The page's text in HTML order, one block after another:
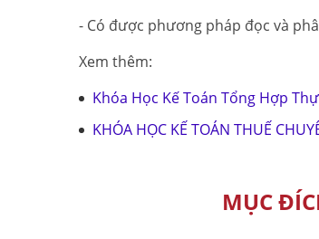
- Có được phương pháp đọc và
Xem thêm:
Khóa Học Kế Toán Tổng Hợp
KHÓA HỌC KẾ TOÁN THUẾ
MỤC